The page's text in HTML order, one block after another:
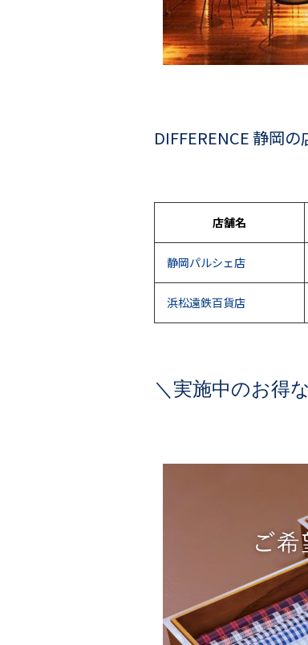
DIFFERENCE 静岡
店舗名
静岡パルシェ店
浜松遠鉄百貨店
＼実施中のお得